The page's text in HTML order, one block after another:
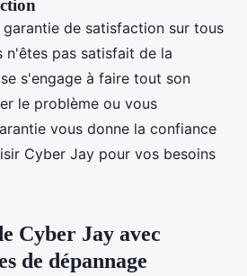
de satisfaction sur tous
n'êtes pas satisfait de la
s'engage à faire tout son
le problème ou vous
vous donne la confiance
Cyber Jay pour vos besoins
Cyber Jay avec
de dépannage